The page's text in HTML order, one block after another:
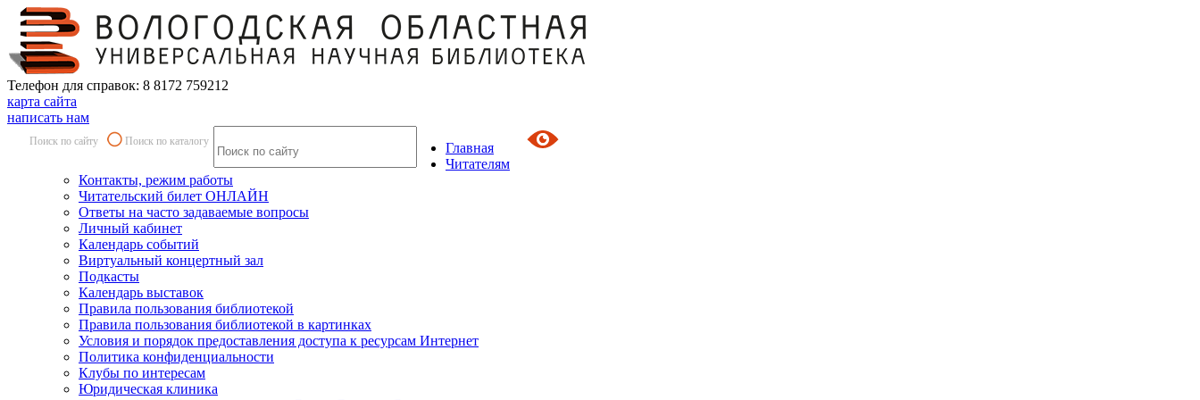
Телефон для справок: 8 8172 759212
карта сайта
написать нам
Поиск по сайту Поиск по каталогу
Главная
Читателям
Контакты, режим работы
Читательский билет ОНЛАЙН
Ответы на часто задаваемые вопросы
Личный кабинет
Календарь событий
Виртуальный концертный зал
Подкасты
Календарь выставок
Правила пользования библиотекой
Правила пользования библиотекой в картинках
Условия и порядок предоставления доступа к ресурсам Интернет
Политика конфиденциальности
Клубы по интересам
Юридическая клиника